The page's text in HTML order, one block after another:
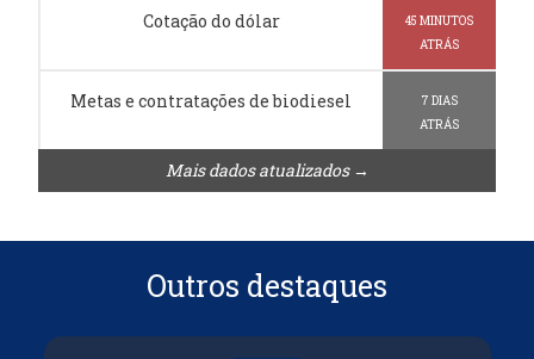
Cotação do dólar
45 MINUTOS
ATRÁS
Metas e contratações de biodiesel
7 DIAS
ATRÁS
Mais dados atualizados →
Outros destaques